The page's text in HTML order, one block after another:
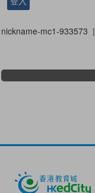
nickname-mc1-933573 |